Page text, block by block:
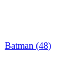
Batman (48)